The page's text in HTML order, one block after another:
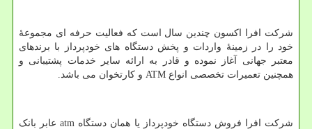
شرکت افرا اکسون چندین سال است که فعالیت حرفه ای مجموعۀ
خود را در زمینۀ واردات و پخش دستگاه های خودپرداز با برندهای
معتبر جهانی آغاز نموده و قادر به ارائه سایر خدمات پشتیبانی و
همچنین تعمیرات تخصصی انواع ATM و کارتخوان می باشد.
شرکت افرا فروش دستگاه خودپرداز یا همان دستگاه atmعابر بانک